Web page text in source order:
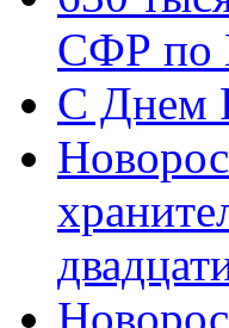
СФР по
C Днем